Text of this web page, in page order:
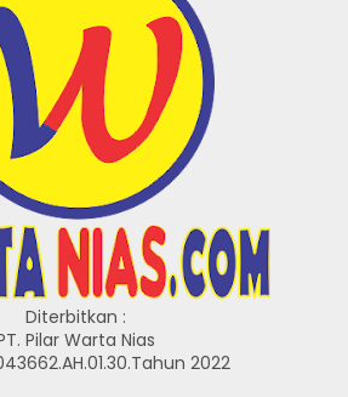
Diterbitkan :
Pilar Warta Nias
2022